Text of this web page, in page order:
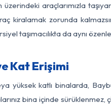
araçlarımızla
zorunda
taşımacılıkta da aynı
Kat Erişimi
yüksek katlı binalarda,
bina içinde sürüklenmez,